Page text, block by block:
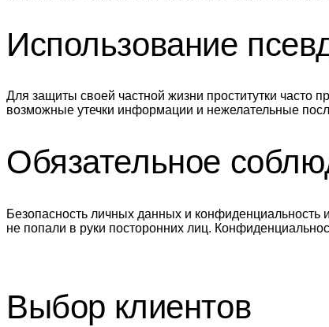
Использование
Для защиты своей частной жизни проститутки
возможные утечки информации и нежелательные
Обязательное
Безопасность личных данных и конфиденциальность
не попали в руки посторонних лиц.
Выбор клиентов